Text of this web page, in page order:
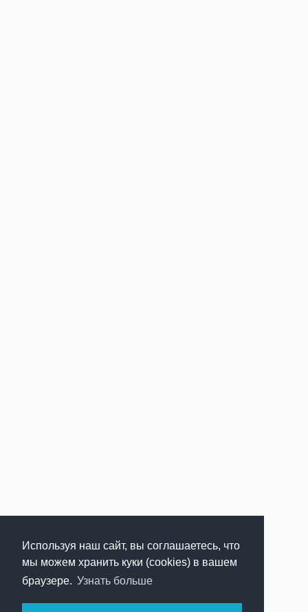
Используя наш сайт, вы соглашаетесь, что
мы можем хранить куки (cookies) в вашем
браузере. Узнать больше